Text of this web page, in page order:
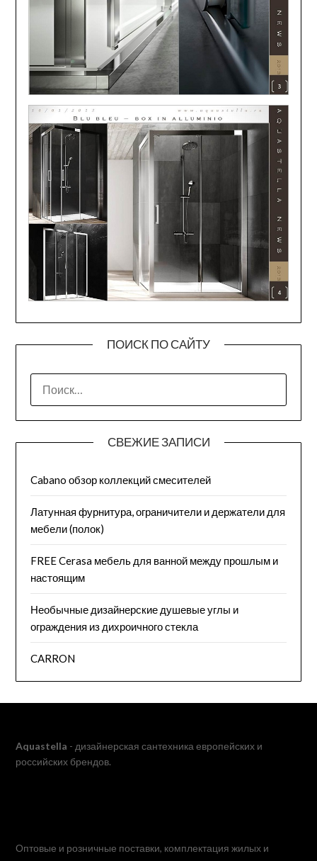
ПОИСК ПО САЙТУ
СВЕЖИЕ ЗАПИСИ
Cabano обзор коллекций смесителей
Латунная фурнитура, ограничители и держатели для
мебели (полок)
FREE Cerasa мебель для ванной между прошлым и
настоящим
Необычные дизайнерские душевые углы и
ограждения из дихроичного стекла
CARRON
Aquastella - дизайнерская сантехника европейских и
российских брендов.
Оптовые и розничные поставки, комплектация жилых и